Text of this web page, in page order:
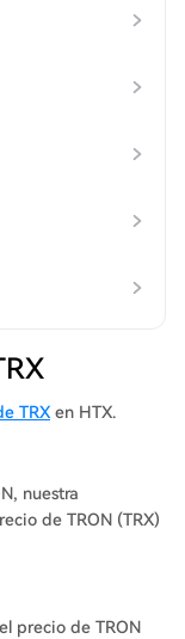
TRX en HTX.
nuestra
de TRON (TRX)
precio de TRON